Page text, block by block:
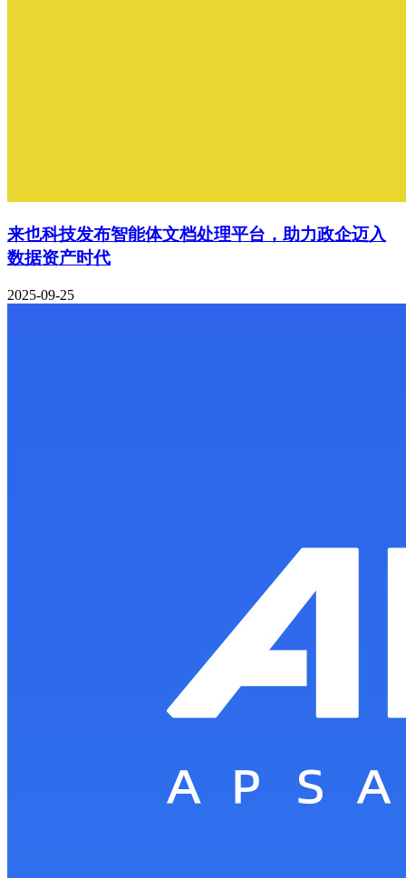
来也科技发布智能体文档处理平台，助力政企迈入
数据资产时代
2025-09-25